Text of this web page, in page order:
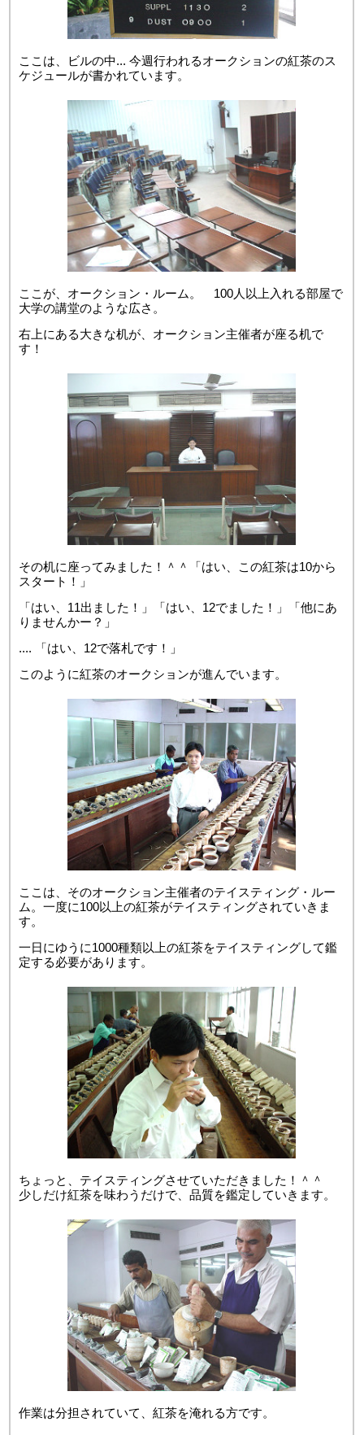
ここは、ビルの中... 今週行われるオークションの紅茶のス
ケジュールが書かれています。
ここが、オークション・ルーム。 100人以上入れる部屋で
大学の講堂のような広さ。
右上にある大きな机が、オークション主催者が座る机で
す！
その机に座ってみました！＾＾「はい、この紅茶は10から
スタート！」
「はい、11出ました！」「はい、12でました！」「他にあ
りませんかー？」
.... 「はい、12で落札です！」
このように紅茶のオークションが進んでいます。
ここは、そのオークション主催者のテイスティング・ルー
ム。一度に100以上の紅茶がテイスティングされていきま
す。
一日にゆうに1000種類以上の紅茶をテイスティングして鑑
定する必要があります。
ちょっと、テイスティングさせていただきました！＾＾
少しだけ紅茶を味わうだけで、品質を鑑定していきます。
作業は分担されていて、紅茶を淹れる方です。